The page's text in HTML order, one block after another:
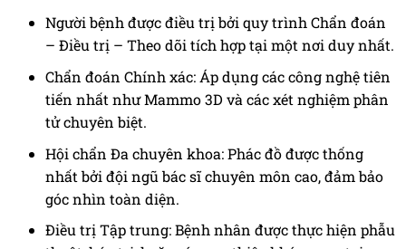
Người bệnh được điều trị bởi quy trình Chẩn đoán
– Điều trị – Theo dõi tích hợp tại một nơi duy nhất.
Chẩn đoán Chính xác: Áp dụng các công nghệ tiên
tiến nhất như Mammo 3D và các xét nghiệm phân
tử chuyên biệt.
Hội chẩn Đa chuyên khoa: Phác đồ được thống
nhất bởi đội ngũ bác sĩ chuyên môn cao, đảm bảo
góc nhìn toàn diện.
Điều trị Tập trung: Bệnh nhân được thực hiện phẫu